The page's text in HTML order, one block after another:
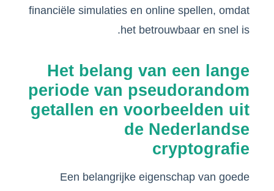
financiële simulaties en online spellen, omdat
het betrouwbaar en snel is.
Het belang van een lange
periode van pseudorandom
getallen en voorbeelden uit
de Nederlandse
cryptografie
Een belangrijke eigenschap van goede